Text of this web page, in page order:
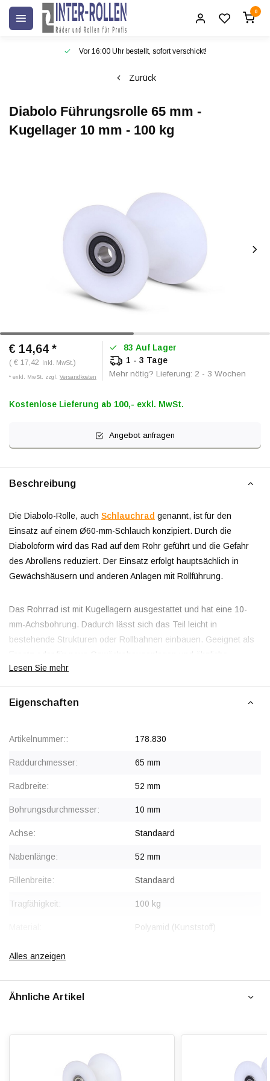
0
Vor 16:00 Uhr bestellt, sofort verschickt!
Zurück
Diabolo Führungsrolle 65 mm -
Kugellager 10 mm - 100 kg
€ 14,64 *
( € 17,42 Inkl. MwSt. )
* exkl. MwSt. zzgl. Versandkosten
83 Auf Lager
1 - 3 Tage
Mehr nötig? Lieferung: 2 - 3 Wochen
Kostenlose Lieferung ab 100,- exkl. MwSt.
Angebot anfragen
Beschreibung
Die Diabolo-Rolle, auch Schlauchrad genannt, ist für den
Einsatz auf einem Ø60-mm-Schlauch konzipiert. Durch die
Diaboloform wird das Rad auf dem Rohr geführt und die Gefahr
des Abrollens reduziert. Der Einsatz erfolgt hauptsächlich in
Gewächshäusern und anderen Anlagen mit Rollführung.
Das Rohrrad ist mit Kugellagern ausgestattet und hat eine 10-
mm-Achsbohrung. Dadurch lässt sich das Teil leicht in
bestehende Strukturen oder Rollbahnen einbauen. Geeignet als
Anwendungen.
Rabatt ab 40 Stück
, siehe Staffelpreise oder kontaktieren Sie
Lesen Sie mehr
Eigenschaften
Artikelnummer:: 178.830
Raddurchmesser: 65 mm
Radbreite: 52 mm
Bohrungsdurchmesser: 10 mm
Achse: Standaard
Nabenlänge: 52 mm
Rillenbreite: Standaard
Tragfähigkeit: 100 kg
Polyamid (Kunststoff)
Lagertyp:
Alles anzeigen
Ähnliche Artikel